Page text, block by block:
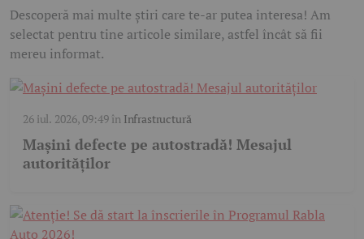
Descoperă mai multe știri care te-ar putea interesa! Am
selectat pentru tine articole similare, astfel încât să fii
mereu informat.
26 iul. 2026, 09:49în Infrastructură
Mașini defecte pe autostradă! Mesajul
autorităților